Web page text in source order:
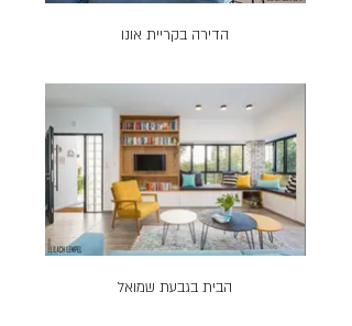
הדירה בקריית אונו
הבית בגבעת שמואל